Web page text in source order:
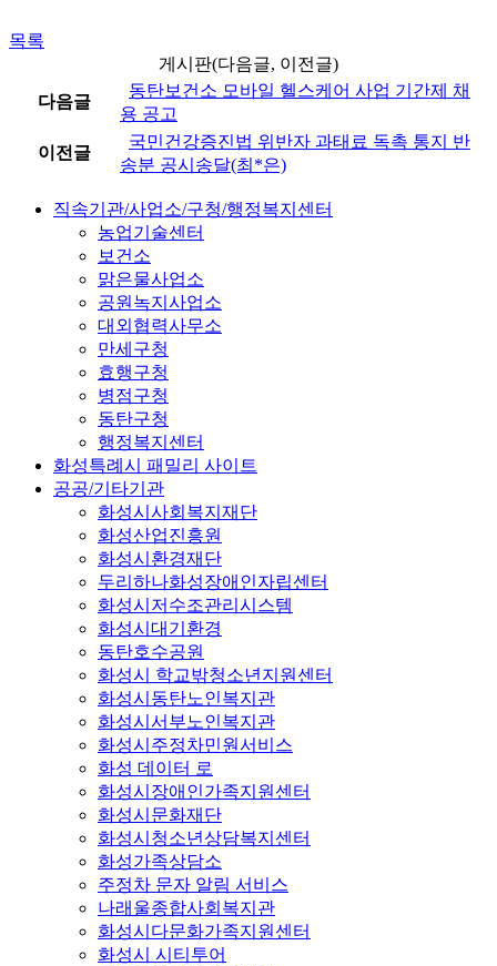
목록
게시판(다음글, 이전글)
다음글
동탄보건소 모바일 헬스케어 사업 기간제 채
용 공고
이전글
국민건강증진법 위반자 과태료 독촉 통지 반
송분 공시송달(최*은)
직속기관/사업소/구청/행정복지센터
농업기술센터
보건소
맑은물사업소
공원녹지사업소
대외협력사무소
만세구청
효행구청
병점구청
동탄구청
행정복지센터
화성특례시 패밀리 사이트
공공/기타기관
화성시사회복지재단
화성산업진흥원
화성시환경재단
두리하나화성장애인자립센터
화성시저수조관리시스템
화성시대기환경
동탄호수공원
화성시 학교밖청소년지원센터
화성시동탄노인복지관
화성시서부노인복지관
화성시주정차민원서비스
화성 데이터 로
화성시장애인가족지원센터
화성시문화재단
화성시청소년상담복지센터
화성가족상담소
주정차 문자 알림 서비스
나래울종합사회복지관
화성시다문화가족지원센터
화성시 시티투어